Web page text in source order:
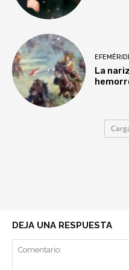
La
DEJA UNA RESPUESTA